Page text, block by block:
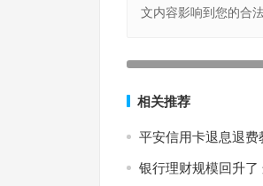
文内容影响到您的合
相关推荐
平安信用卡退息退
银行理财规模回升